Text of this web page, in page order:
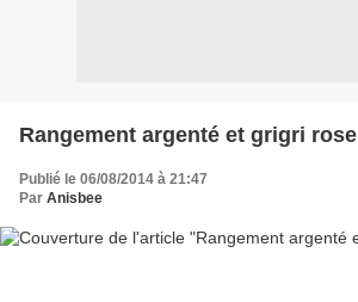
Rangement argenté et grigri rose
Publié le 06/08/2014 à 21:47
Par Anisbee